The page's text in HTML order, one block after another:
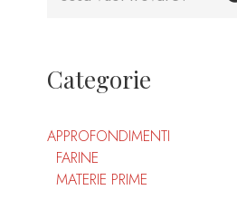
Categorie
APPROFONDIMENTI
FARINE
MATERIE PRIME